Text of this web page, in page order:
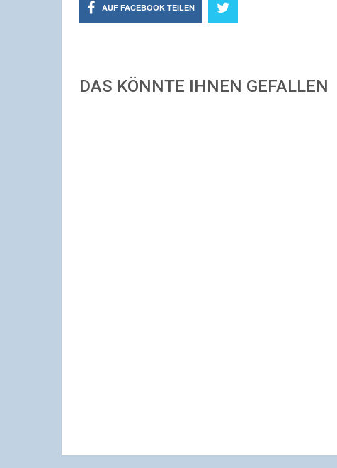
AUF FACEBOOK TEILEN
DAS KÖNNTE IHNEN GEFALLEN